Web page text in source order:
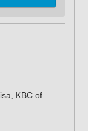
KBC of